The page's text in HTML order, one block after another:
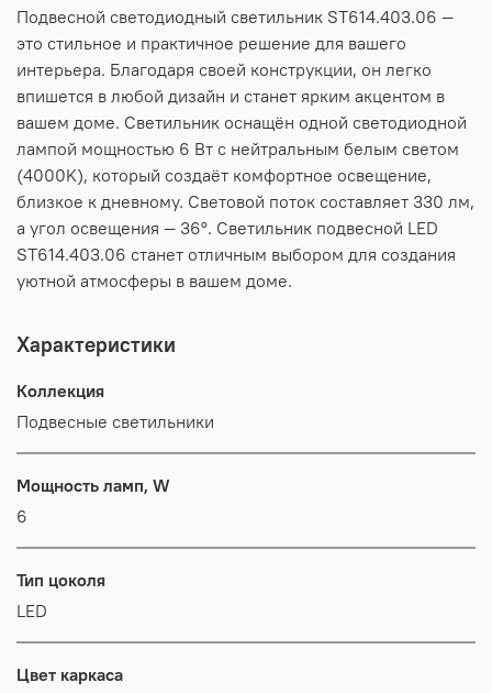
Подвесной светодиодный светильник ST614.403.06 —
это стильное и практичное решение для вашего
интерьера. Благодаря своей конструкции, он легко
впишется в любой дизайн и станет ярким акцентом в
вашем доме. Светильник оснащён одной светодиодной
лампой мощностью 6 Вт с нейтральным белым светом
(4000K), который создаёт комфортное освещение,
близкое к дневному. Световой поток составляет 330 лм,
а угол освещения — 36°. Светильник подвесной LED
ST614.403.06 станет отличным выбором для создания
уютной атмосферы в вашем доме.
Характеристики
Коллекция
Подвесные светильники
Мощность ламп, W
6
Тип цоколя
LED
Цвет каркаса